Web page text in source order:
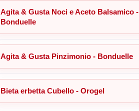
Agita & Gusta Noci e Aceto Balsamico -
Bonduelle
Agita & Gusta Pinzimonio - Bonduelle
Bieta erbetta Cubello - Orogel